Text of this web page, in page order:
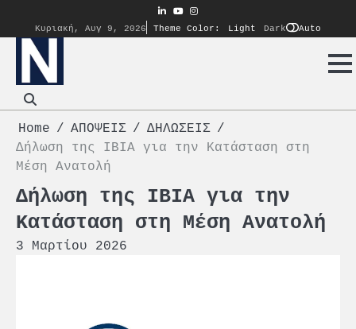
content
linkedin
youtube
instagram
Κυριακή, Αυγ 9, 2026
Theme Color: Light Dark Auto
Home ΑΠΟΨΕΙΣ
ΔΗΛΩΣΕΙΣ
Δήλωση της IBIA για την Κατάσταση στη
Μέση Ανατολή
Δήλωση της IBIA για την
Κατάσταση στη Μέση Ανατολή
3 Μαρτίου 2026